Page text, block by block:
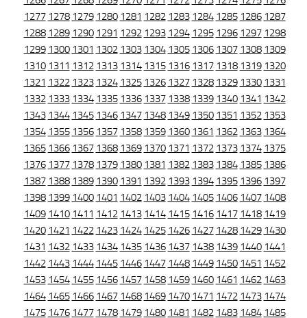
1277 1278 1279 1280 1281 1282 1283 1284 1285 1286 1287
1288 1289 1290 1291 1292 1293 1294 1295 1296 1297 1298
1299 1300 1301 1302 1303 1304 1305 1306 1307 1308 1309
1310 1311 1312 1313 1314 1315 1316 1317 1318 1319 1320
1321 1322 1323 1324 1325 1326 1327 1328 1329 1330 1331
1332 1333 1334 1335 1336 1337 1338 1339 1340 1341 1342
1343 1344 1345 1346 1347 1348 1349 1350 1351 1352 1353
1354 1355 1356 1357 1358 1359 1360 1361 1362 1363 1364
1365 1366 1367 1368 1369 1370 1371 1372 1373 1374 1375
1376 1377 1378 1379 1380 1381 1382 1383 1384 1385 1386
1387 1388 1389 1390 1391 1392 1393 1394 1395 1396 1397
1398 1399 1400 1401 1402 1403 1404 1405 1406 1407 1408
1409 1410 1411 1412 1413 1414 1415 1416 1417 1418 1419
1420 1421 1422 1423 1424 1425 1426 1427 1428 1429 1430
1431 1432 1433 1434 1435 1436 1437 1438 1439 1440 1441
1442 1443 1444 1445 1446 1447 1448 1449 1450 1451 1452
1453 1454 1455 1456 1457 1458 1459 1460 1461 1462 1463
1464 1465 1466 1467 1468 1469 1470 1471 1472 1473 1474
1475 1476 1477 1478 1479 1480 1481 1482 1483 1484 1485